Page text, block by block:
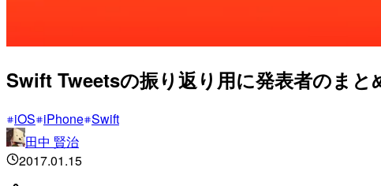
Swift Tweetsの振り返り用に発表者のま
iOS iPhone Swift
田中 賢治
2017.01.15